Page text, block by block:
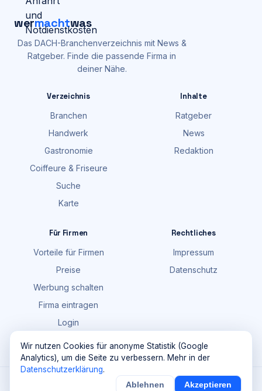
wermachtwas
Das DACH-Branchenverzeichnis mit News &
Ratgeber. Finde die passende Firma in
deiner Nähe.
Verzeichnis
Branchen
Handwerk
Gastronomie
Coiffeure & Friseure
Suche
Karte
Inhalte
Ratgeber
News
Redaktion
Für Firmen
Vorteile für Firmen
Preise
Werbung schalten
Firma eintragen
Login
Rechtliches
Impressum
Datenschutz
Maik Möhring Media · Ermatingen
Wir nutzen Cookies für anonyme Statistik (Google
Analytics), um die Seite zu verbessern. Mehr in der
Datenschutzerklärung.
Ablehnen Akzeptieren